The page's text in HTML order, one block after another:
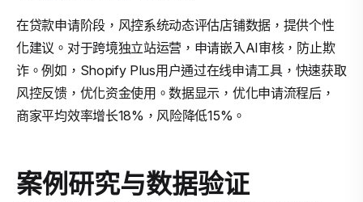
在贷款申请阶段，风控系统动态评估店铺数据，提供个性
化建议。对于跨境独立站运营，申请嵌入AI审核，防止欺
诈。例如，Shopify Plus用户通过在线申请工具，快速获取
风控反馈，优化资金使用。数据显示，优化申请流程后，
商家平均效率增长18%，风险降低15%。
案例研究与数据验证